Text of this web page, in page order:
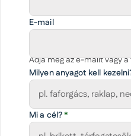
E-mail
Adja meg az e-mailt vagy
Milyen anyagot kell
Mi a cél?*